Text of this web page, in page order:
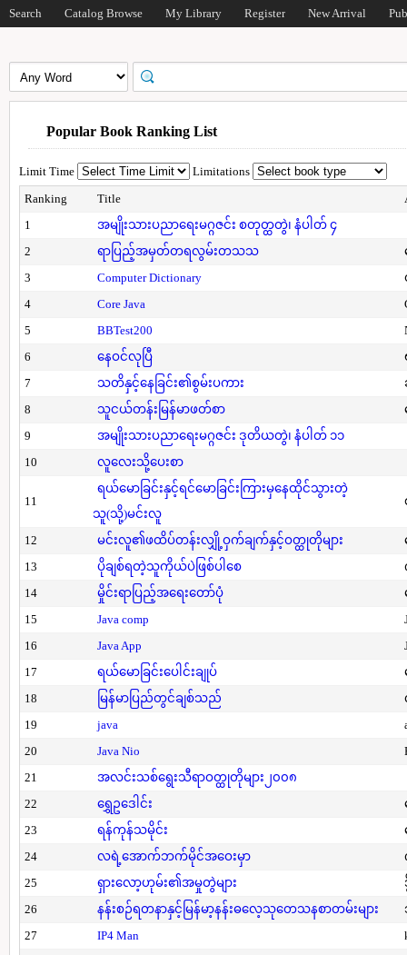
Search Catalog Browse My Library Register New Arrival
Popular Book Ranking List
Limit Time
Limitations
Ranking
Title
1
အမျိုးသားပညာရေးမဂ္ဂဇင်း စတုတ္ထတွဲ၊ နံပါတ် ၄
2
ရာပြည့်အမှတ်တရလွမ်းတသသ
3
Computer Dictionary
4
Core Java
5
BBTest200
6
နေဝင်လုပြီ
7
သတိနှင့်နေခြင်း၏စွမ်းပကား
8
သူငယ်တန်းမြန်မာဖတ်စာ
9
အမျိုးသားပညာရေးမဂ္ဂဇင်း ဒုတိယတွဲ၊ နံပါတ် ၁၁
10
လူလေးသို့ပေးစာ
11
ရယ်မောခြင်းနှင့်ရင်မောခြင်းကြားမှနေထိုင်သွားတဲ့
သူ(သို့)မင်းလူ
12 မင်းလူ၏ဖထိပ်တန်းလျှို့ဝှက်ချက်နှင့်ဝတ္ထုတိုများ
13
ပိုချစ်ရတဲ့သူကိုယ်ပဲဖြစ်ပါစေ
14
မှိုင်းရာပြည့်အရေးတော်ပုံ
15
Java comp
16
Java App
17
ရယ်မောခြင်းပေါင်းချုပ်
18
မြန်မာပြည်တွင်ချစ်သည်
19
java
20
Java Nio
21
အလင်းသစ်ရွေးသီရာဝတ္ထုတိုများ၂၀၀၈
22
ရွှေဥဒေါင်း
23
ရန်ကုန်သမိုင်း
24
လရဲ့အောက်ဘက်မိုင်အဝေးမှာ
25
ရှားလော့ဟုမ်း၏အမှုတွဲများ
26
နန်းစဉ်ရတနာနှင့်မြန်မာ့နန်းဓလေ့သုတေသနစာတမ်းများ
27
IP4 Man